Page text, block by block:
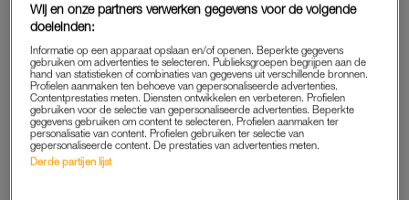
Britneys ex-man Jason Alexander probeerde voor de
ceremonie het huwelijk nog te verstoren, maar
door de politie verwijderd. De wereldster liet haar feestje dan
ook niet door hem verpesten. Op de bruiloft waren de nodige
beroemdheden aanwezig, zoals Selena Gomez, Madonna,
Drew Barrymore en Paris Hilton. Met Selena en Madonna
danste de bruid volgensVogueop haar hitToxic,met Paris
Wij en onze partners verwerken gegevens voor de volgende
doeleinden:
Informatie op een apparaat opslaan en/of openen. Beperkte gegevens
gebruiken om advertenties te selecteren. Publieksgroepen begrijpen aan de
hand van statistieken of combinaties van gegevens uit verschillende bronnen.
Profielen aanmaken ten behoeve van gepersonaliseerde advertenties.
Contentprestaties meten. Diensten ontwikkelen en verbeteren. Profielen
gebruiken voor de selectie van gepersonaliseerde advertenties. Beperkte
gegevens gebruiken om content te selecteren. Profielen aanmaken ter
personalisatie van content. Profielen gebruiken ter selectie van
gepersonaliseerde content. De prestaties van advertenties meten.
Derde partijen lijst